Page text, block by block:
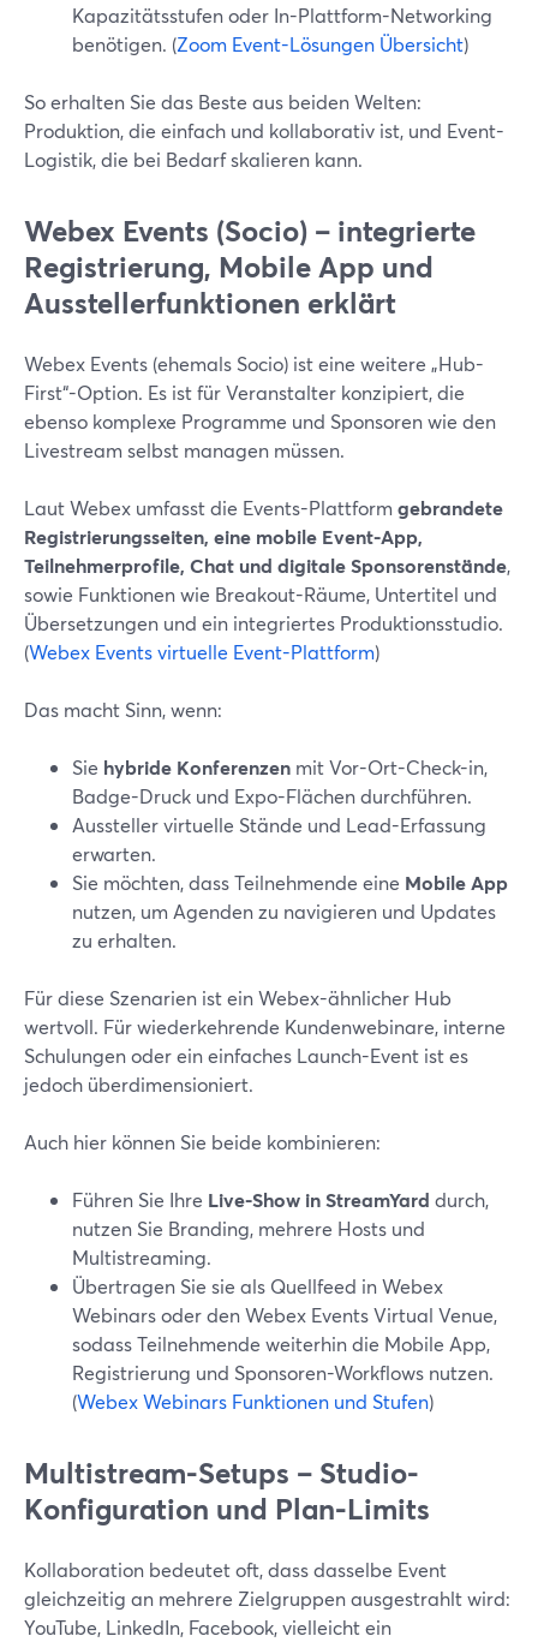
Kapazitätsstufen oder In-Plattform-Networking
benötigen. (Zoom Event-Lösungen Übersicht)
So erhalten Sie das Beste aus beiden Welten:
Produktion, die einfach und kollaborativ ist, und Event-
Logistik, die bei Bedarf skalieren kann.
Webex Events (Socio) – integrierte
Registrierung, Mobile App und
Ausstellerfunktionen erklärt
Webex Events (ehemals Socio) ist eine weitere „Hub-
First“-Option. Es ist für Veranstalter konzipiert, die
ebenso komplexe Programme und Sponsoren wie den
Livestream selbst managen müssen.
Laut Webex umfasst die Events-Plattform gebrandete
Registrierungsseiten, eine mobile Event-App,
Teilnehmerprofile, Chat und digitale Sponsorenstände,
sowie Funktionen wie Breakout-Räume, Untertitel und
Übersetzungen und ein integriertes Produktionsstudio.
(Webex Events virtuelle Event-Plattform)
Das macht Sinn, wenn:
Sie hybride Konferenzen mit Vor-Ort-Check-in,
Badge-Druck und Expo-Flächen durchführen.
Aussteller virtuelle Stände und Lead-Erfassung
erwarten.
Sie möchten, dass Teilnehmende eine Mobile App
nutzen, um Agenden zu navigieren und Updates
zu erhalten.
Für diese Szenarien ist ein Webex-ähnlicher Hub
wertvoll. Für wiederkehrende Kundenwebinare, interne
Schulungen oder ein einfaches Launch-Event ist es
jedoch überdimensioniert.
Auch hier können Sie beide kombinieren:
Führen Sie Ihre Live-Show in StreamYard durch,
nutzen Sie Branding, mehrere Hosts und
Multistreaming.
Übertragen Sie sie als Quellfeed in Webex
Webinars oder den Webex Events Virtual Venue,
sodass Teilnehmende weiterhin die Mobile App,
Registrierung und Sponsoren-Workflows nutzen.
(Webex Webinars Funktionen und Stufen)
Multistream-Setups – Studio-
Konfiguration und Plan-Limits
Kollaboration bedeutet oft, dass dasselbe Event
gleichzeitig an mehrere Zielgruppen ausgestrahlt wird:
YouTube, LinkedIn, Facebook, vielleicht ein